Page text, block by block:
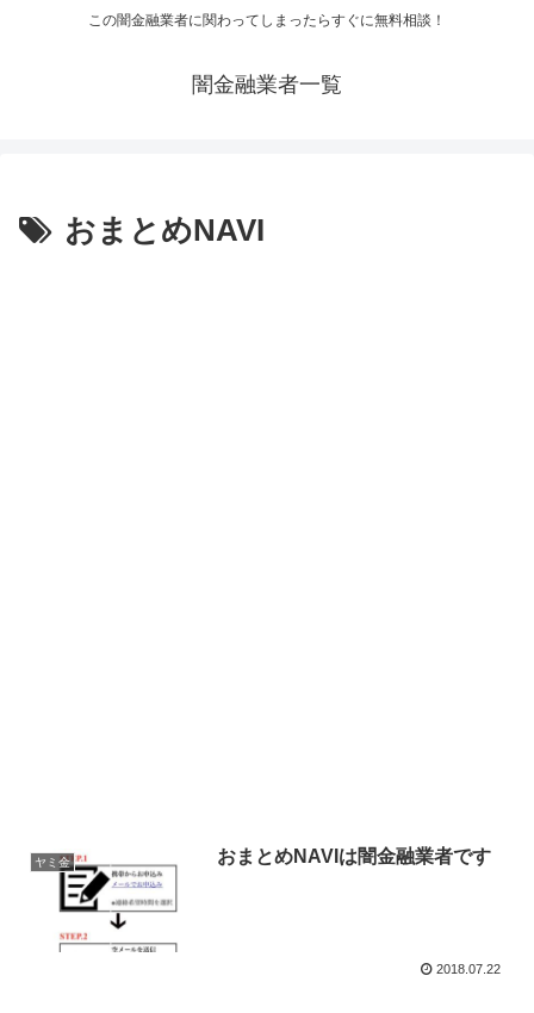
この闇金融業者に関わってしまったらすぐに無料相談！
闇金融業者一覧
おまとめNAVI
ヤミ金 おまとめNAVIは闇金融業者です
2018.07.22